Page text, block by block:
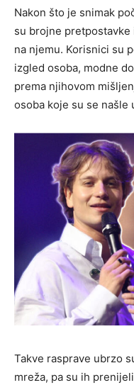
Nakon što je snimak
su brojne pretpostavke
na njemu. Korisnici su
izgled osoba, modne
prema njihovom
osoba koje su se našle
Takve rasprave ubrzo
mreža, pa su ih